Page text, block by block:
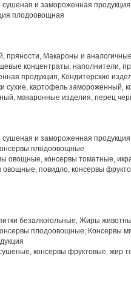
и замороженная продукция
плодоовощная
пряности, Макароны и
концентраты, наполнители,
продукция, Кондитерские
сухие, картофель замороженный,
макаронные изделия, перец
и замороженная
плодоовощные
овощные, консервы томатные,
повидло, консервы
безалкогольные, Жиры
плодоовощные, Консервы
консервы фруктовые, жир